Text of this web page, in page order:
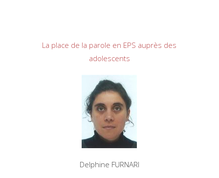
La place de la parole en EPS auprès des
adolescents
Delphine FURNARI